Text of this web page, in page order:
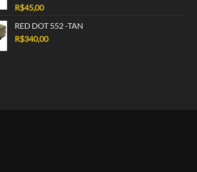
R$45,00
RED DOT 552 -TAN
R$340,00